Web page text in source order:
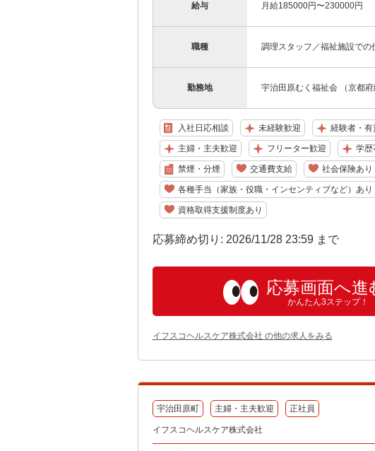
給与 月給185000円〜230000円
職種 調理スタッフ／福祉施設での
勤務地 宇治田原むく福祉会 （京都
入社日応相談 未経験歓迎 経験者・有
主婦・主夫歓迎 フリーター歓迎 学歴
禁煙・分煙 交通費支給 社会保険あり
各種手当（家族・役職・インセンティブなど）あり
資格取得支援制度あり
応募締め切り: 2026/11/28 23:59 まで
応募画面へ進
かんたん3ステップ！
イフスコヘルスケア株式会社 の他の求人をみる
宇治田原町 主婦・主夫歓迎 正社員
イフスコヘルスケア株式会社